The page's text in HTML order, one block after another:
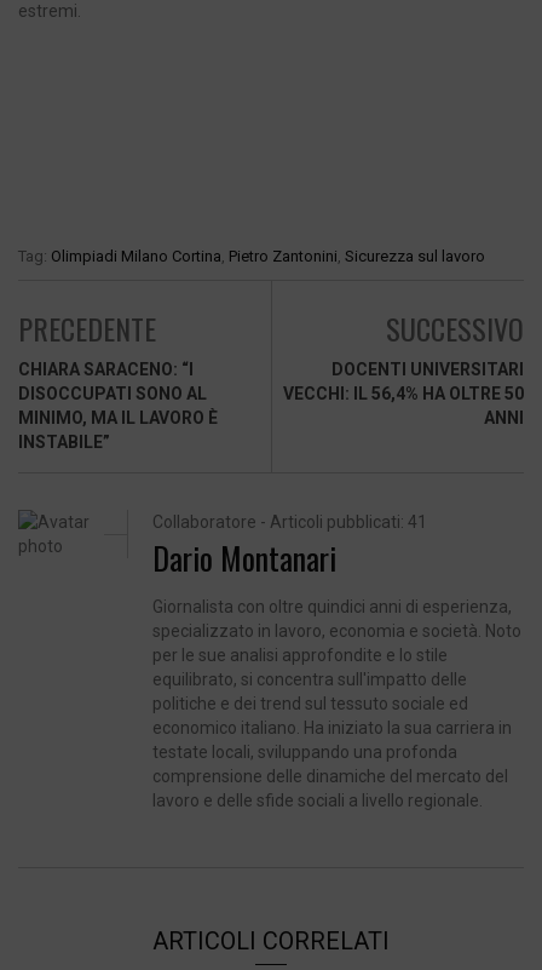
estremi.
Tag: Olimpiadi Milano Cortina, Pietro Zantonini, Sicurezza sul lavoro
PRECEDENTE
CHIARA SARACENO: “I
DISOCCUPATI SONO AL
MINIMO, MA IL LAVORO È
INSTABILE”
SUCCESSIVO
DOCENTI UNIVERSITARI
VECCHI: IL 56,4% HA OLTRE 50
ANNI
Collaboratore - Articoli pubblicati: 41
Dario Montanari
Giornalista con oltre quindici anni di esperienza,
specializzato in lavoro, economia e società. Noto
per le sue analisi approfondite e lo stile
equilibrato, si concentra sull'impatto delle
politiche e dei trend sul tessuto sociale ed
economico italiano. Ha iniziato la sua carriera in
testate locali, sviluppando una profonda
comprensione delle dinamiche del mercato del
lavoro e delle sfide sociali a livello regionale.
ARTICOLI CORRELATI